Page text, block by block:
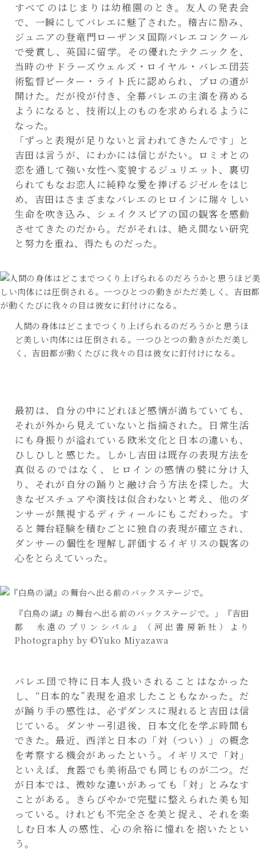
すべてのはじまりは幼稚園のとき。友人の発表会
で、一瞬にしてバレエに魅了された。稽古に励み、
ジュニアの登竜門ローザンヌ国際バレエコンクール
で受賞し、英国に留学。その優れたテクニックを、
当時のサドラーズウェルズ・ロイヤル・バレエ団芸
術監督ピーター・ライト氏に認められ、プロの道が
開けた。だが役が付き、全幕バレエの主演を務める
ようになると、技術以上のものを求められるように
なった。
「ずっと表現が足りないと言われてきたんです」と
吉田は言うが、にわかには信じがたい。ロミオとの
恋を通して強い女性へ変貌するジュリエット、裏切
られてもなお恋人に純粋な愛を捧げるジゼルをはじ
め、吉田はさまざまなバレエのヒロインに瑞々しい
生命を吹き込み、シェイクスピアの国の観客を感動
させてきたのだから。だがそれは、絶え間ない研究
と努力を重ね、得たものだった。
人間の身体はどこまでつくり上げられるのだろうかと思うほ
ど美しい肉体には圧倒される。一つひとつの動きがただ美し
く、吉田都が動くたびに我々の目は彼女に釘付けになる。
最初は、自分の中にどれほど感情が満ちていても、
それが外から見えていないと指摘された。日常生活
にも身振りが溢れている欧米文化と日本の違いも、
ひしひしと感じた。しかし吉田は既存の表現方法を
真似るのではなく、ヒロインの感情の襞に分け入
り、それが自分の踊りと融け合う方法を探した。大
きなゼスチュアや演技は似合わないと考え、他のダ
ンサーが無視するディティールにもこだわった。す
ると舞台経験を積むごとに独自の表現が確立され、
ダンサーの個性を理解し評価するイギリスの観客の
心をとらえていった。
『白鳥の湖』の舞台へ出る前のバックステージで。」『吉田
都 永遠のプリンシパル』（河出書房新社）より
Photography by ©Yuko Miyazawa
バレエ団で特に日本人扱いされることはなかった
し、“日本的な”表現を追求したこともなかった。だ
が踊り手の感性は、必ずダンスに現れると吉田は信
じている。ダンサー引退後、日本文化を学ぶ時間も
できた。最近、西洋と日本の「対（つい）」の概念
を考察する機会があったという。イギリスで「対」
といえば、食器でも美術品でも同じものが二つ。だ
が日本では、微妙な違いがあっても「対」とみなす
ことがある。きらびやかで完璧に整えられた美も知
っている。けれども不完全さを美と捉え、それを楽
しむ日本人の感性、心の余裕に憧れを抱いたとい
う。